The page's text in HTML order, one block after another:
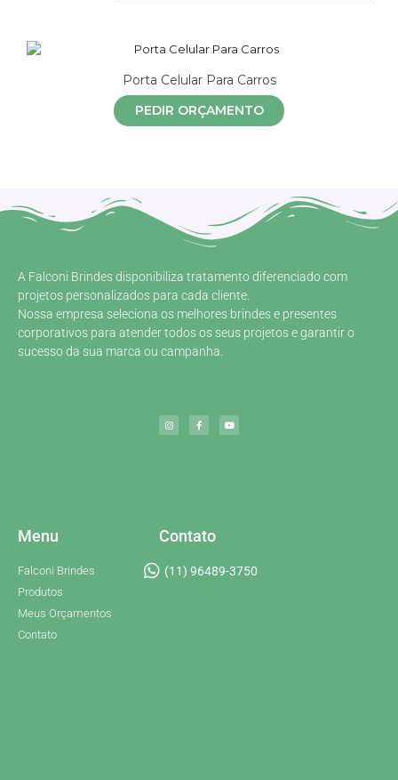
Porta Celular Para Carros
PEDIR ORÇAMENTO
A Falconi Brindes disponibiliza tratamento diferenciado com
projetos personalizados para cada cliente.
Nossa empresa seleciona os melhores brindes e presentes
corporativos para atender todos os seus projetos e garantir o
sucesso da sua marca ou campanha.
Menu
Falconi Brindes
Produtos
Meus Orçamentos
Contato
Contato
(11) 96489-3750